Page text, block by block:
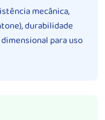
mecânica,
durabilidade
para uso